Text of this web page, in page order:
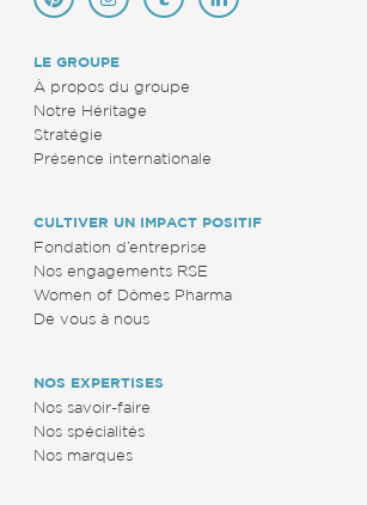
LE GROUPE
À propos du groupe
Notre Héritage
Stratégie
Présence internationale
CULTIVER UN IMPACT POSITIF
Fondation d’entreprise
Nos engagements RSE
Women of Dômes Pharma
De vous à nous
NOS EXPERTISES
Nos savoir-faire
Nos spécialités
Nos marques